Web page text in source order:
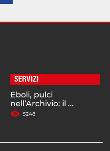
SERVIZI
Eboli, pulci
nell’Archivio: il ...
5248